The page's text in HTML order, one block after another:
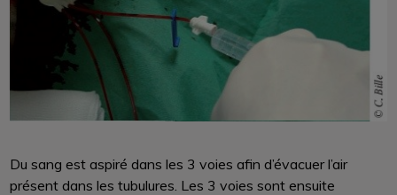
Du sang est aspiré dans les 3 voies afin d’évacuer l’air
présent dans les tubulures. Les 3 voies sont ensuite